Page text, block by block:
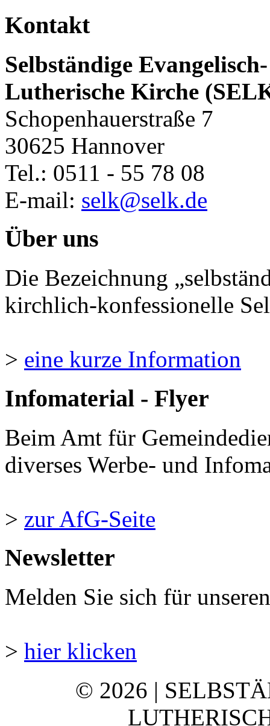
Kontakt
Selbständige Evangelisch-
Lutherische Kirche
Schopenhauerstraße 7
30625 Hannover
Tel.: 0511 - 55 78 08
E-mail: selk@selk.de
Über uns
Die Bezeichnung
kirchlich-konfessionelle
> eine kurze Information
Infomaterial - Flyer
Beim Amt für
diverses Werbe- und
> zur AfG-Seite
Newsletter
Melden Sie sich für
> hier klicken
© 2026 |